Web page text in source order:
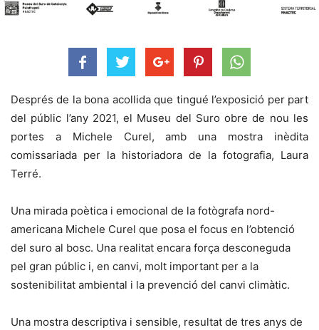
Després de la bona acollida que tingué l’exposició per part
del públic l’any 2021, el Museu del Suro obre de nou les
portes a Michele Curel, amb una mostra inèdita
comissariada per la historiadora de la fotografia, Laura
Terré.
Una mirada poètica i emocional de la fotògrafa nord-
americana Michele Curel que posa el focus en l’obtenció
del suro al bosc. Una realitat encara força desconeguda
pel gran públic i, en canvi, molt important per a la
sostenibilitat ambiental i la prevenció del canvi climàtic.
Una mostra descriptiva i sensible, resultat de tres anys de